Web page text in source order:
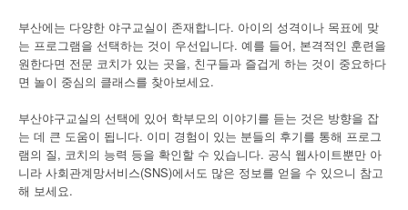
부산에는 다양한 야구교실이 존재합니다. 아이의 성격이나 목표에 맞
는 프로그램을 선택하는 것이 우선입니다. 예를 들어, 본격적인 훈련을
원한다면 전문 코치가 있는 곳을, 친구들과 즐겁게 하는 것이 중요하다
면 놀이 중심의 클래스를 찾아보세요.
부산야구교실의 선택에 있어 학부모의 이야기를 듣는 것은 방향을 잡
는 데 큰 도움이 됩니다. 이미 경험이 있는 분들의 후기를 통해 프로그
램의 질, 코치의 능력 등을 확인할 수 있습니다. 공식 웹사이트뿐만 아
니라 사회관계망서비스(SNS)에서도 많은 정보를 얻을 수 있으니 참고
해 보세요.